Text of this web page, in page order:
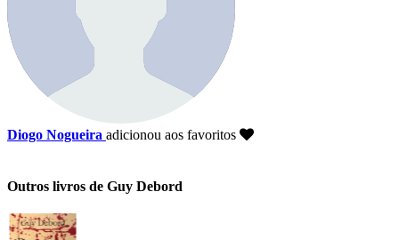
Diogo Nogueira adicionou aos favoritos
Outros livros de Guy Debord